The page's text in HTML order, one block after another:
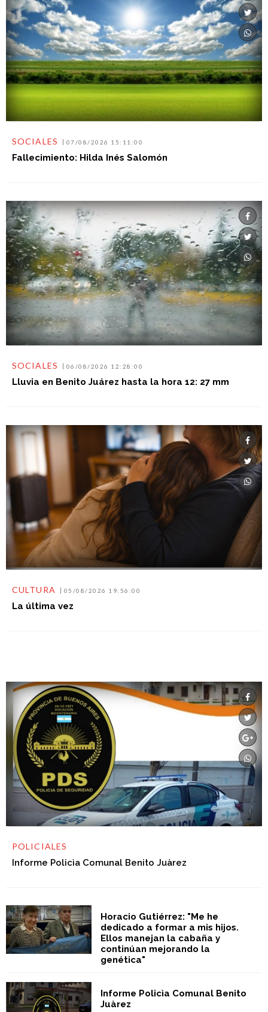
SOCIALES 07/08/2026 15:11:00
Fallecimiento: Hilda Inés Salomón
SOCIALES 06/08/2026 12:28:00
Lluvia en Benito Juárez hasta la hora 12: 27 mm
CULTURA 05/08/2026 19:56:00
La última vez
POLICIALES
Informe Policìa Comunal Benito Juàrez
Horacio Gutiérrez: "Me he
dedicado a formar a mis hijos.
Ellos manejan la cabaña y
continúan mejorando la
genética"
Informe Policìa Comunal Benito
Juàrez